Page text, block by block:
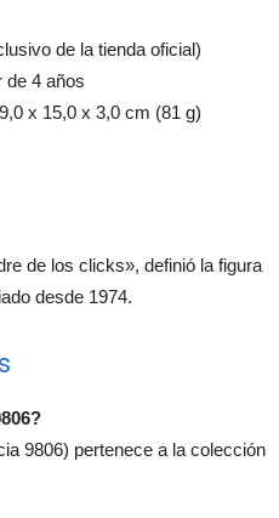
de la tienda oficial)
de 4 años
x 15,0 x 3,0 cm (81 g)
de los clicks», definió la figura
desde 1974.
9806) pertenece a la colección